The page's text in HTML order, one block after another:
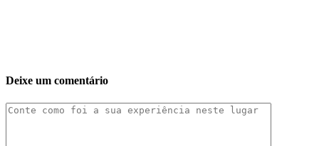
Deixe um comentário